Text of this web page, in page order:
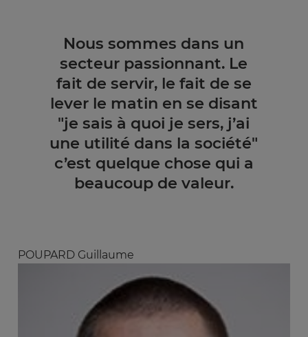
Nous sommes dans un
secteur passionnant. Le
fait de servir, le fait de se
lever le matin en se disant
"je sais à quoi je sers, j’ai
une utilité dans la société"
c’est quelque chose qui a
beaucoup de valeur.
POUPARD Guillaume